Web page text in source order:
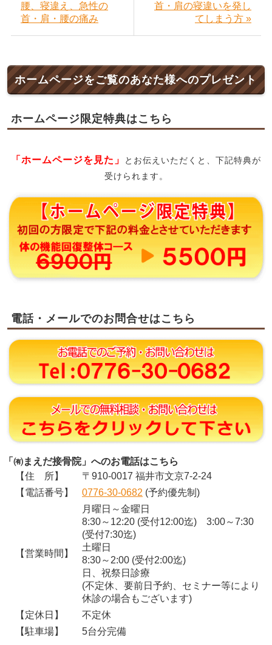
腰、寝違え、急性の
首・肩・腰の痛み
首・肩の寝違いを発し
てしまう方 »
ホームページをご覧のあなた様へのプレゼント
ホームページ限定特典はこちら
「ホームページを見た」
とお伝えいただくと、下記特典が
受けられます。
電話・メールでのお問合せはこちら
「㈲まえだ接骨院」へのお電話はこちら
【住 所】
〒910-0017 福井市文京7-2-24
【電話番号】
0776-30-0682 (予約優先制)
【営業時間】
月曜日～金曜日
8:30～12:20 (受付12:00迄) 3:00～7:30
(受付7:30迄)
土曜日
8:30～2:00 (受付2:00迄)
日、祝祭日診療
(不定休、要前日予約、セミナー等により
休診の場合もございます)
【定休日】
不定休
【駐車場】
5台分完備